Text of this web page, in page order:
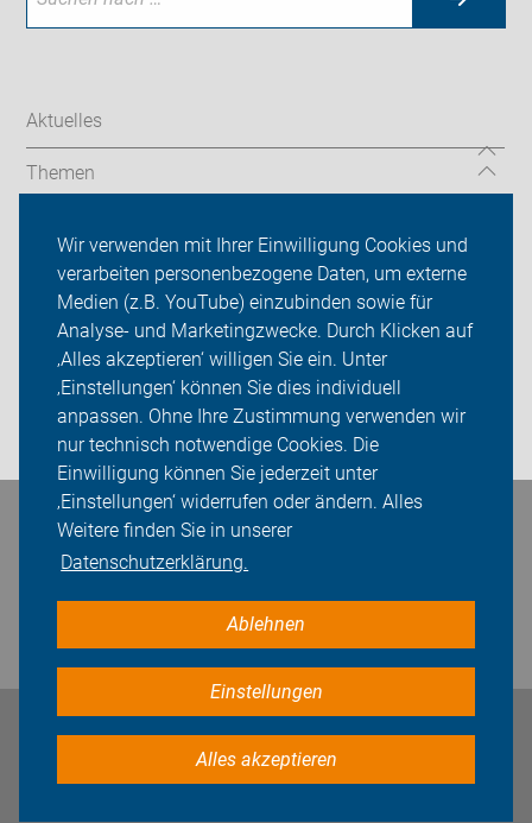
Wir verwenden mit Ihrer Einwilligung Cookies und
verarbeiten personenbezogene Daten, um externe
Medien (z.B. YouTube) einzubinden sowie für
Analyse- und Marketingzwecke. Durch Klicken auf
‚Alles akzeptieren‘ willigen Sie ein. Unter
‚Einstellungen‘ können Sie dies individuell
anpassen. Ohne Ihre Zustimmung verwenden wir
nur technisch notwendige Cookies. Die
Einwilligung können Sie jederzeit unter
‚Einstellungen‘ widerrufen oder ändern. Alles
Weitere finden Sie in unserer
Datenschutzerklärung.
Ablehnen
Einstellungen
Alles akzeptieren
Aktuelles
Themen
ADFC Rhein-Kreis Neuss
Sei dabei
Presse
Login
Bleiben Sie in Kontakt